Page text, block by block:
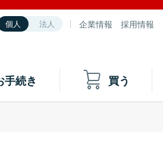
個人 法人 企業情報 採用情報
手続き 買う